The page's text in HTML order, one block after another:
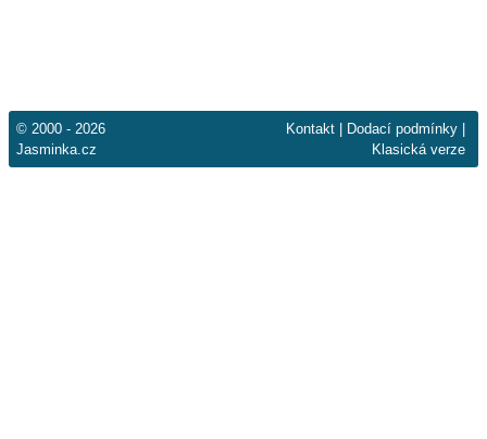
© 2000 - 2026
Jasminka.cz
Kontakt Dodací podmínky